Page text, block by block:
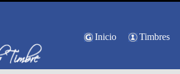
Inicio Timbres